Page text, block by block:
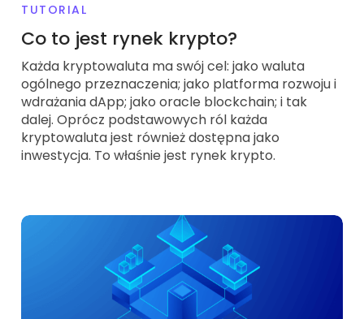
TUTORIAL
Co to jest rynek krypto?
Każda kryptowaluta ma swój cel: jako waluta
ogólnego przeznaczenia; jako platforma rozwoju i
wdrażania dApp; jako oracle blockchain; i tak
dalej. Oprócz podstawowych ról każda
kryptowaluta jest również dostępna jako
inwestycja. To właśnie jest rynek krypto.